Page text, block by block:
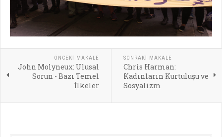
ÖNCEKI MAKALE
John Molyneux: Ulusal
Sorun - Bazı Temel
İlkeler
SONRAKI MAKALE
Chris Harman:
Kadınların Kurtuluşu ve
Sosyalizm